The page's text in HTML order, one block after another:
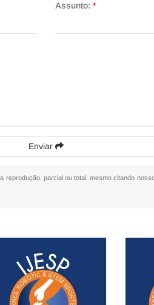
Assunto: *
Enviar
reprodução, parcial ou total, mesmo citando